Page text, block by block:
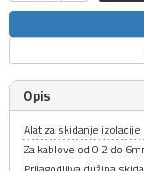
Opis
Alat za skidanje izolacije
Za kablove od 0.2 do